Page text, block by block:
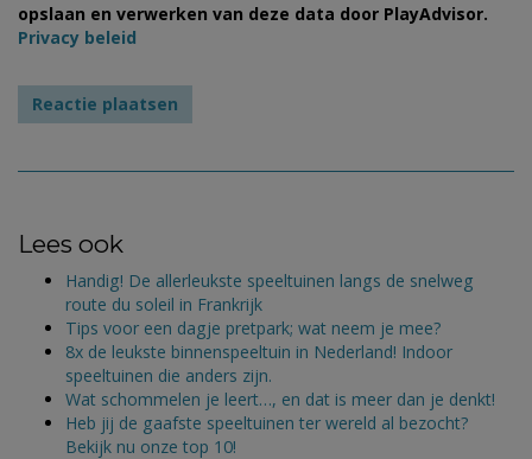
opslaan en verwerken van deze data door PlayAdvisor.
Privacy beleid
Lees ook
Handig! De allerleukste speeltuinen langs de snelweg
route du soleil in Frankrijk
Tips voor een dagje pretpark; wat neem je mee?
8x de leukste binnenspeeltuin in Nederland! Indoor
speeltuinen die anders zijn.
Wat schommelen je leert…, en dat is meer dan je denkt!
Heb jij de gaafste speeltuinen ter wereld al bezocht?
Bekijk nu onze top 10!